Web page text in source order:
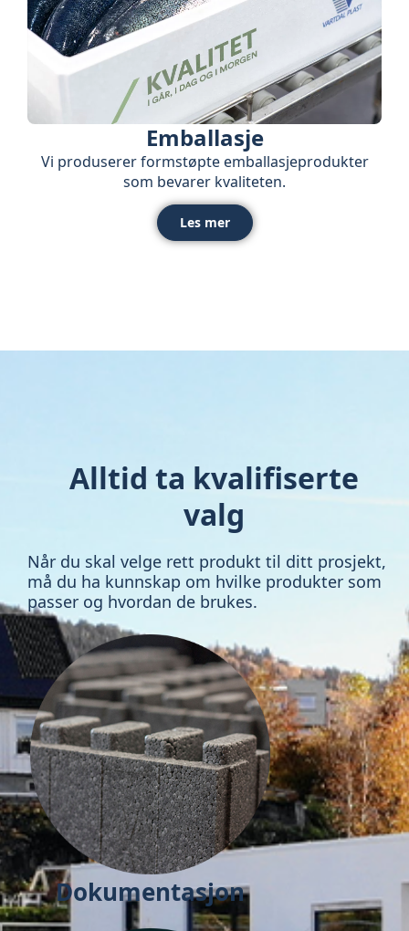
Emballasje
Vi produserer formstøpte emballasjeprodukter
som bevarer kvaliteten.
Les mer
Alltid ta kvalifiserte
valg
Når du skal velge rett produkt til ditt prosjekt,
må du ha kunnskap om hvilke produkter som
passer og hvordan de brukes.
Dokumentasjon